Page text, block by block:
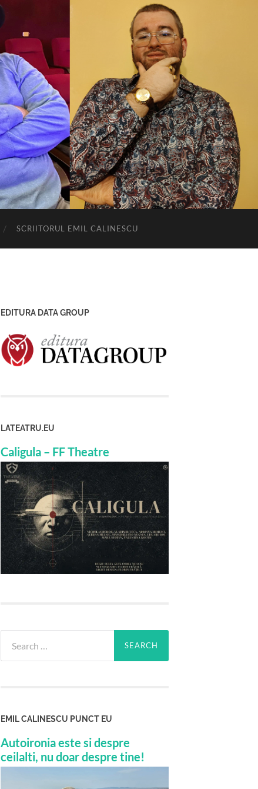
SCRIITORUL EMIL CALINESCU
EDITURA DATA GROUP
LATEATRU.EU
Caligula – FF Theatre
for:
EMIL CALINESCU PUNCT EU
Autoironia este si despre
ceilalti, nu doar despre tine!